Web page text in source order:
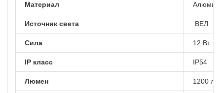
Материал
Источник света ВЕЛ
Сила 12 Вт
IP класс IP54
Люмен 1200 лм